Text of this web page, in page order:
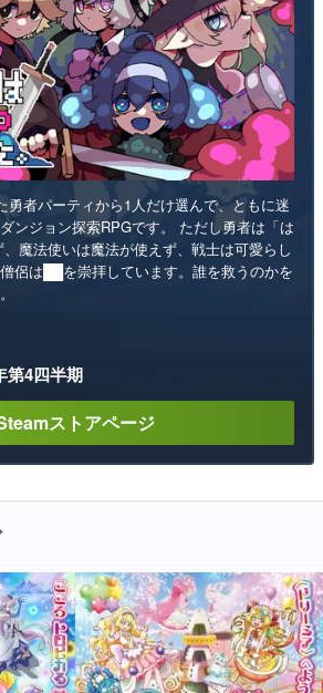
勇者パーティから1人だけ選んで、ともに迷
ンジョン探索RPGです。 ただし勇者は「は
魔法使いは魔法が使えず、戦士は可愛らし
侶は██を崇拝しています。誰を救うのかを
第4四半期
ストアページ